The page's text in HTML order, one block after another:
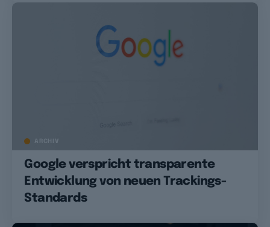
ARCHIV
Google verspricht transparente
Entwicklung von neuen Trackings-
Standards